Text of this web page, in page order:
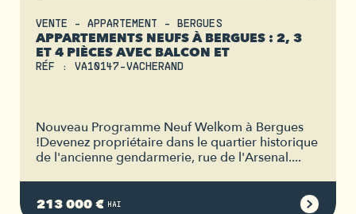
VENTE - APPARTEMENT - BERGUES
APPARTEMENTS NEUFS À BERGUES : 2, 3
ET 4 PIÈCES AVEC BALCON ET
RÉF : VA10147-VACHERAND
Nouveau Programme Neuf Welkom à Bergues
!Devenez propriétaire dans le quartier historique
de l'ancienne gendarmerie, rue de l'Arsenal....
213 000 € HAI